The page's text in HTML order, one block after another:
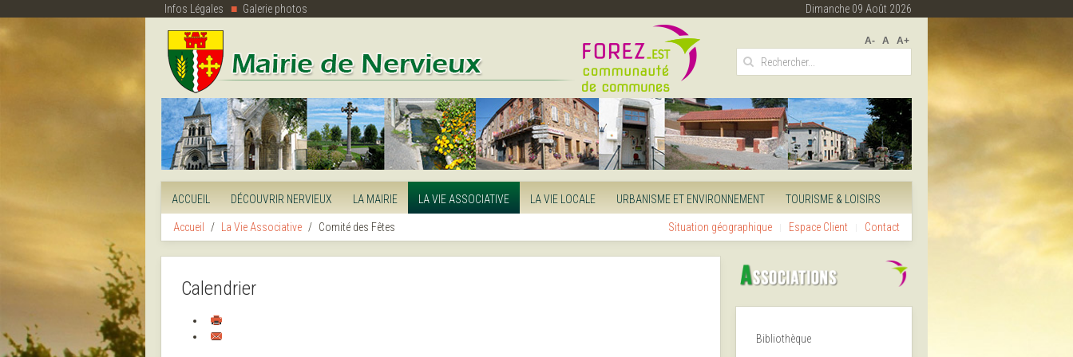
Infos Légales Galerie photos Dimanche 09 Août 2026
A- A A+
ACCUEIL DÉCOUVRIR NERVIEUX LA MAIRIE LA VIE ASSOCIATIVE LA VIE LOCALE URBANISME ET ENVIRONNEMENT TOURISME & LOISIRS
Accueil La Vie Associative Comité des Fêtes Situation géographique Espace Client Contact
Calendrier
Bibliothèque